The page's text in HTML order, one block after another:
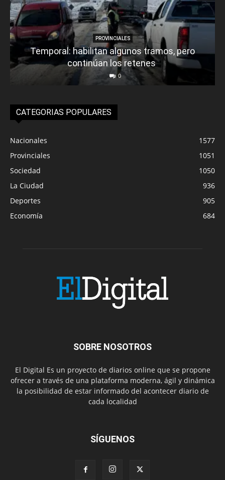
PROVINCIALES
Temporal: habilitan algunos tramos, pero
continúan los retenes
0
CATEGORIAS POPULARES
Nacionales
1577
Provinciales
1051
Sociedad
1050
La Ciudad
936
Deportes
905
Economía
684
SOBRE NOSOTROS
El Digital Es un proyecto de diarios online que se propone
ofrecer a través de una plataforma moderna, ágil y dinámica
la posibilidad de estar informado del acontecer diario de
cada localidad
SÍGUENOS